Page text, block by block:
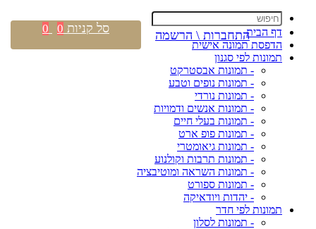
דף הבית
הדפסת תמונה אישית
תמונות לפי סגנון
- תמונות אבסטרקט
- תמונות נופים וטבע
- תמונות נורדי
- תמונות אנשים ודמויות
- תמונות בעלי חיים
- תמונות פופ ארט
- תמונות גיאומטרי
- תמונות תרבות וקולנוע
- תמונות השראה ומוטיבציה
- תמונות ספורט
- יהדות ויודאיקה
תמונות לפי חדר
- תמונות לסלון
התחברות \ הרשמה סל קניות 0
0